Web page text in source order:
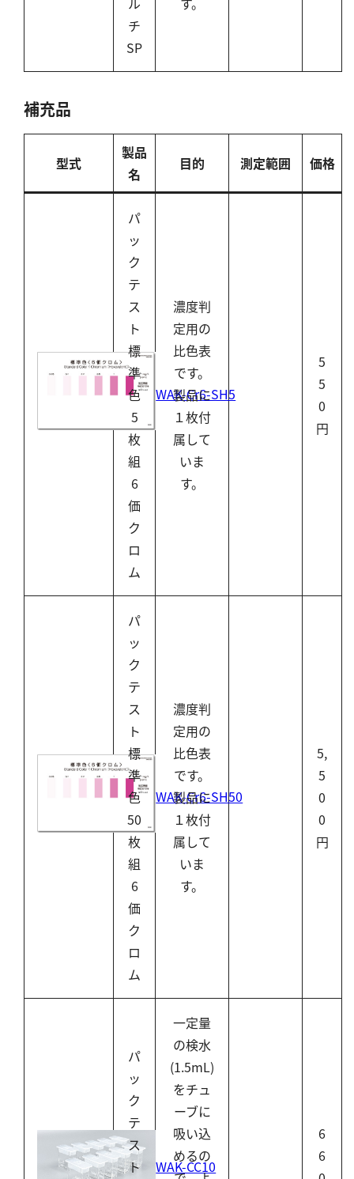
チ
SP
補充品
型式
製品
名
目的 測定範囲 価格
WAK-Cr6-SH5
パ
ッ
ク
テ
ス
ト
標
準
色
5
枚
組
6
価
ク
ロ
ム
濃度判
定用の
比色表
です。
製品に
１枚付
属して
いま
す。
5
5
0
円
WAK-Cr6-SH50
パ
ッ
ク
テ
ス
ト
標
準
色
50
枚
組
6
価
ク
ロ
ム
濃度判
定用の
比色表
です。
製品に
１枚付
属して
いま
す。
5,
5
0
0
円
WAK-CC10
パ
ッ
ク
テ
ス
ト
一定量
の検水
(1.5mL)
をチュ
ーブに
吸い込
めるの
6
6